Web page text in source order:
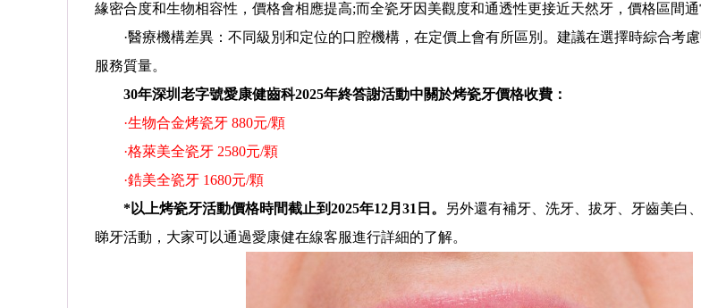
緣密合度和生物相容性，價格會相應提高;而全瓷牙因美觀度和通透性更接近天然牙，價格區間通
·醫療機構差異：不同級別和定位的口腔機構，在定價上會有所區別。建議在選擇時綜合考
服務質量。
30年深圳老字號愛康健齒科2025年終答謝活動中關於烤瓷牙價格收費：
·生物合金烤瓷牙 880元/顆
·格萊美全瓷牙 2580元/顆
·鋯美全瓷牙 1680元/顆
*以上烤瓷牙活動價格時間截止到2025年12月31日。
另外還有補牙、洗牙、拔牙、牙齒美白
睇牙活動，大家可以通過愛康健在線客服進行詳細的了解。
任醫師 集團牙周學科帶頭人
術,各種牙周疾病的專業治
熊國平/主任醫師/正畸博士
面畸形的診斷與治療。
劉鑫/副主任醫師 門診院長/博士